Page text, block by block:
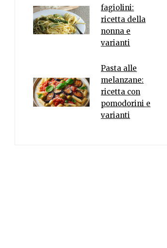
fagiolini:
ricetta della
nonna e
varianti
Pasta alle
melanzane:
ricetta con
pomodorini e
varianti